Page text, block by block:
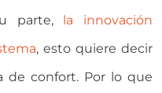
parte, la innovación
, esto quiere decir
de confort. Por lo que